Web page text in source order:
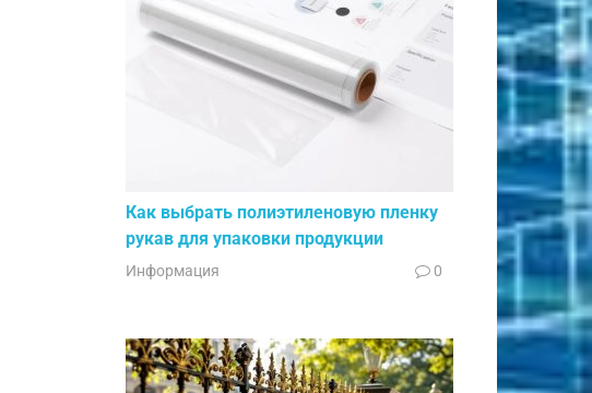
Как выбрать полиэтиленовую пленку
рукав для упаковки продукции
Информация 0